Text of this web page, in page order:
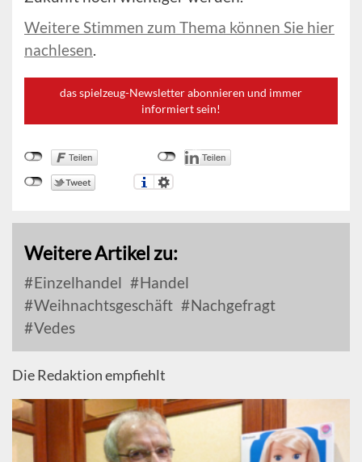
Weitere Stimmen zum Thema können Sie hier
nachlesen.
das spielzeug-Newsletter abonnieren und immer
informiert sein!
Weitere Artikel zu:
Einzelhandel
Handel
Weihnachtsgeschäft
Nachgefragt
Vedes
Die Redaktion empfiehlt